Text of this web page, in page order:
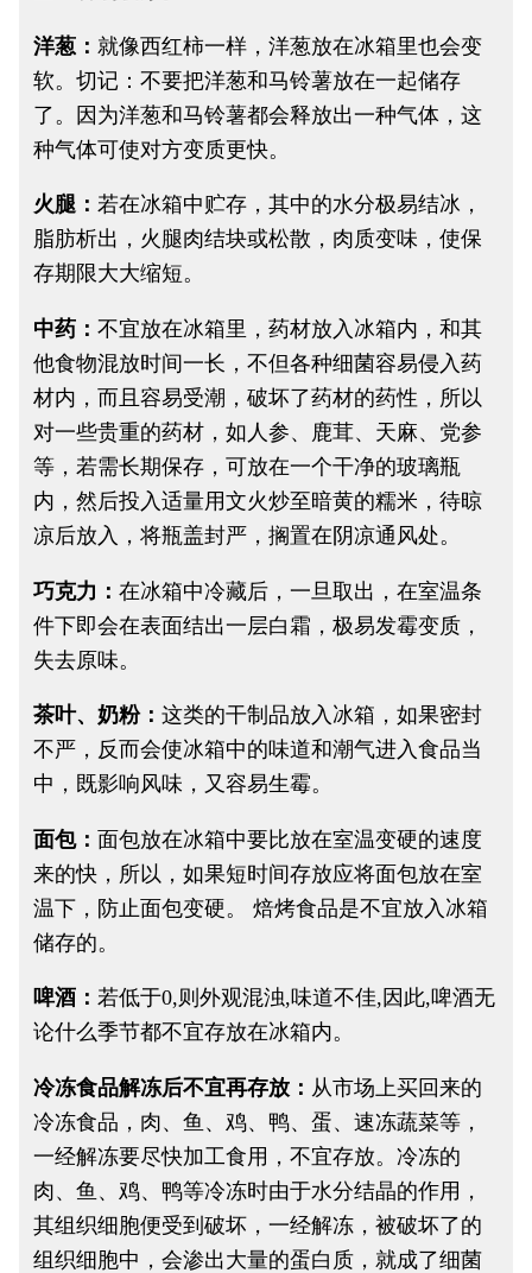
洋葱： 就像西红柿一样，洋葱放在冰箱里也会变
软。切记：不要把洋葱和马铃薯放在一起储存
了。因为洋葱和马铃薯都会释放出一种气体，这
种气体可使对方变质更快。
火腿： 若在冰箱中贮存，其中的水分极易结冰，
脂肪析出，火腿肉结块或松散，肉质变味，使保
存期限大大缩短。
中药： 不宜放在冰箱里，药材放入冰箱内，和其
他食物混放时间一长，不但各种细菌容易侵入药
材内，而且容易受潮，破坏了药材的药性，所以
对一些贵重的药材，如人参、鹿茸、天麻、党参
等，若需长期保存，可放在一个干净的玻璃瓶
内，然后投入适量用文火炒至暗黄的糯米，待晾
凉后放入，将瓶盖封严，搁置在阴凉通风处。
巧克力： 在冰箱中冷藏后，一旦取出，在室温条
件下即会在表面结出一层白霜，极易发霉变质，
失去原味。
茶叶、奶粉： 这类的干制品放入冰箱，如果密封
不严，反而会使冰箱中的味道和潮气进入食品当
中，既影响风味，又容易生霉。
面包： 面包放在冰箱中要比放在室温变硬的速度
来的快，所以，如果短时间存放应将面包放在室
温下，防止面包变硬。 焙烤食品是不宜放入冰箱
储存的。
啤酒： 若低于0,则外观混浊,味道不佳,因此,啤酒无
论什么季节都不宜存放在冰箱内。
冷冻食品解冻后不宜再存放： 从市场上买回来的
冷冻食品，肉、鱼、鸡、鸭、蛋、速冻蔬菜等，
一经解冻要尽快加工食用，不宜存放。冷冻的
肉、鱼、鸡、鸭等冷冻时由于水分结晶的作用，
其组织细胞便受到破坏，一经解冻，被破坏了的
组织细胞中，会渗出大量的蛋白质，就成了细菌